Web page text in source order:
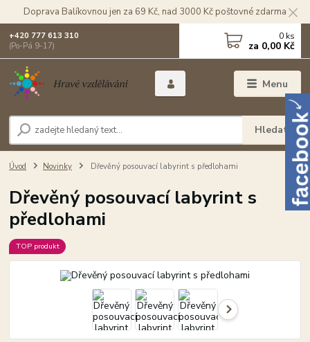
Doprava Balíkovnou jen za 69 Kč, nad 3000 Kč poštovné zdarma
Menu
Hledat
+420 777 613 310
(Po-Pá 9-17)
0 ks
za 0,00 Kč
Úvod Novinky Dřevěný posouvací labyrint s předlohami
Dřevěný posouvací labyrint s
předlohami
TOP produkt